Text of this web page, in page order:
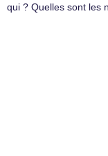
qui ? Quelles sont les